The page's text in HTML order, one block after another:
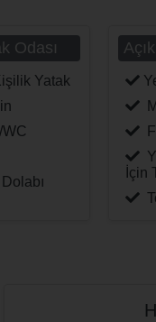
Odası
Yatak
İçin